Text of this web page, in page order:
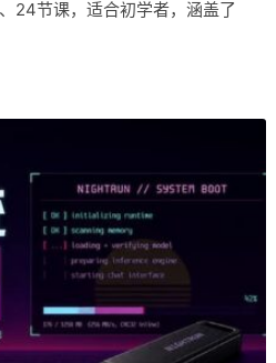
24节课，适合初学者，涵盖了